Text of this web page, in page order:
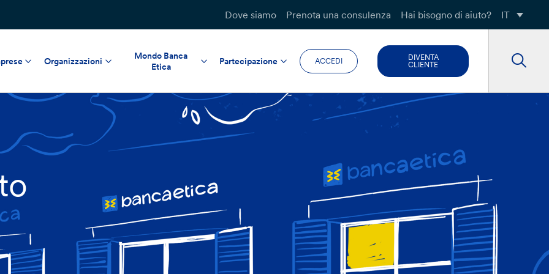
Dove siamo Prenota una consulenza Hai bisogno di aiuto? IT
Organizzazioni
Mondo Banca
Etica
Partecipazione ACCEDI
DIVENTA
CLIENTE